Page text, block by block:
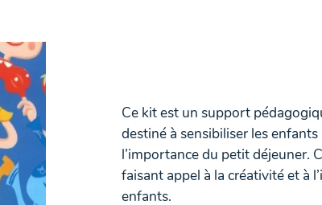
Ce kit est un support
destiné à sensibiliser les enfants
l’importance du petit déjeuner.
faisant appel à la créativité et à
enfants.